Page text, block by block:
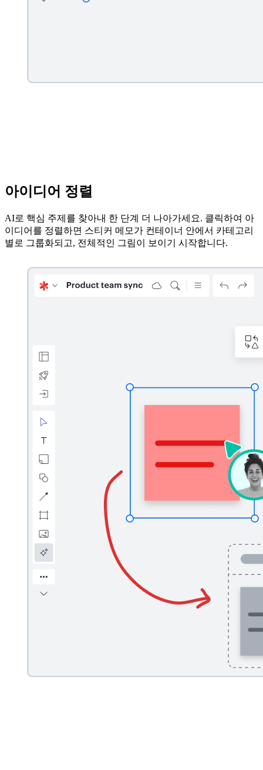
아이디어 정렬
AI로 핵심 주제를 찾아내 한 단계 더 나아가세요. 클릭하여 아
이디어를 정렬하면 스티커 메모가 컨테이너 안에서 카테고리
별로 그룹화되고, 전체적인 그림이 보이기 시작합니다.